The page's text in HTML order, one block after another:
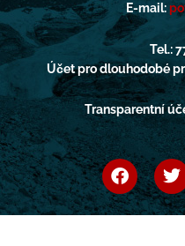
E-mail:
Tel.:
Účet pro dlouhodobé
Transparentní
F
a
c
e
T
w
i
t